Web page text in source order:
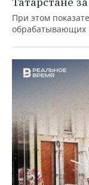
При этом
обрабатывающих